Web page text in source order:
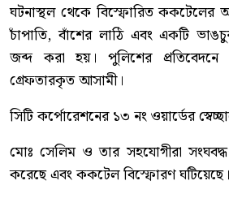
ঘটনাস্থল থেকে বিস্ফোরিত ককটেলের
চাঁপাতি, বাঁশের লাঠি এবং একটি
জব্দ করা হয়। পুলিশের
গ্রেফতারকৃত আসামী।
সিটি কর্পোরেশনের ১৩ নং ওয়ার্ডের
মোঃ সেলিম ও তার সহযোগীরা সংঘবদ্ধ
করেছে এবং ককটেল বিস্ফোরণ ঘটিয়েছে।